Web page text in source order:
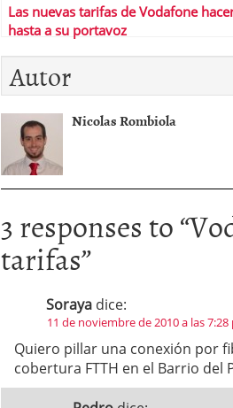
Las nuevas tarifas de Vodafone
hasta a su portavoz
Autor
Nicolas Rombiola
3 responses to “
tarifas”
Soraya dice:
11 de noviembre de 2010 a las 7:28
Quiero pillar una conexión por
cobertura FTTH en el Barrio del